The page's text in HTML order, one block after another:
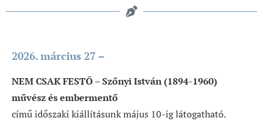
2026. március 27 –
NEM CSAK FESTŐ – Szőnyi István (1894-1960)
művész és embermentő
című időszaki kiállításunk május 10-ig látogatható.